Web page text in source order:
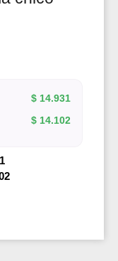
$ 14.931
$ 14.102